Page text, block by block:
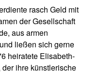
rasch Geld mit
der Gesellschaft
aus armen
ließen sich gerne
heiratete Elisabeth-
ihre künstlerische